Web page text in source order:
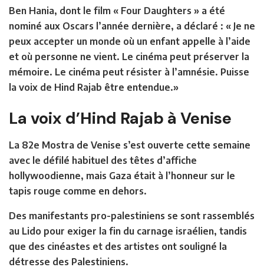
Ben Hania, dont le film « Four Daughters » a été
nominé aux Oscars l’année dernière, a déclaré : « Je ne
peux accepter un monde où un enfant appelle à l’aide
et où personne ne vient. Le cinéma peut préserver la
mémoire. Le cinéma peut résister à l’amnésie. Puisse
la voix de Hind Rajab être entendue.»
La voix d’Hind Rajab à Venise
La 82e Mostra de Venise s’est ouverte cette semaine
avec le défilé habituel des têtes d’affiche
hollywoodienne, mais Gaza était à l’honneur sur le
tapis rouge comme en dehors.
Des manifestants pro-palestiniens se sont rassemblés
au Lido pour exiger la fin du carnage israélien, tandis
que des cinéastes et des artistes ont souligné la
détresse des Palestiniens.